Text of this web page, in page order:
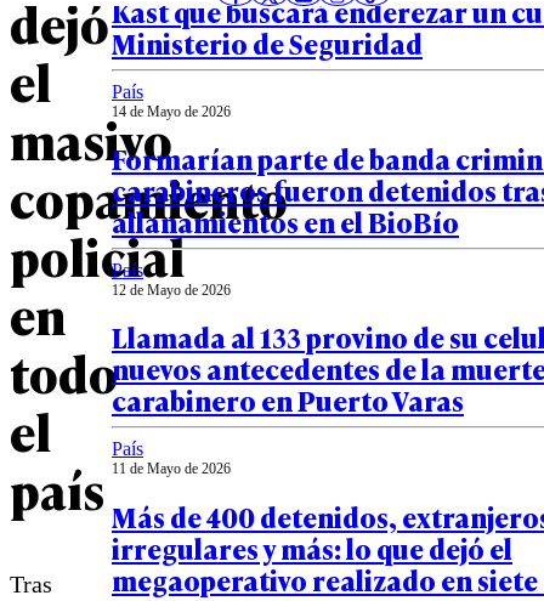
dejó
el
masivo
copamiento
policial
en
todo
el
país
Tras
Kast que buscará enderezar un
Ministerio de Seguridad
País
14 de Mayo de 2026
Formarían parte de banda
carabineros fueron detenidos
allanamientos en el BioBío
País
12 de Mayo de 2026
Llamada al 133 provino de su
nuevos antecedentes de la
carabinero en Puerto Varas
País
11 de Mayo de 2026
Más de 400 detenidos,
irregulares y más: lo que dejó el
megaoperativo realizado en